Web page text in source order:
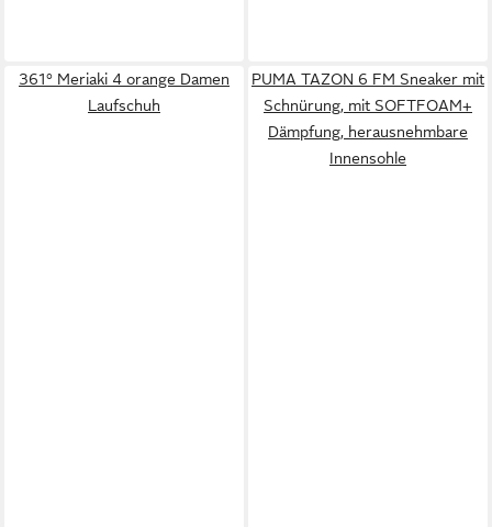
361° Meriaki 4 orange Damen
Laufschuh
PUMA TAZON 6 FM Sneaker mit
Schnürung, mit SOFTFOAM+
Dämpfung, herausnehmbare
Innensohle